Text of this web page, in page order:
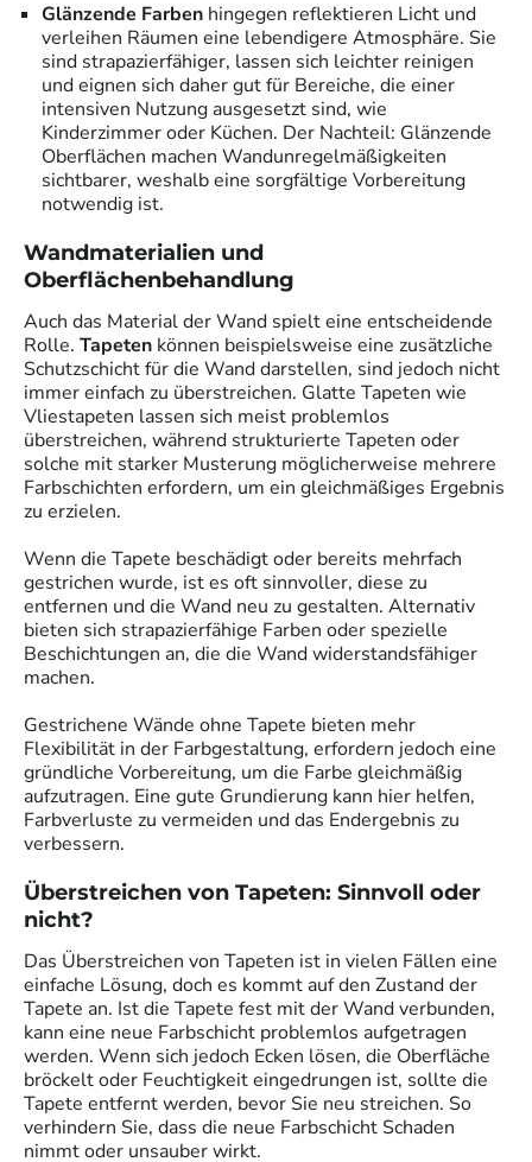
Glänzende Farben hingegen reflektieren Licht und
verleihen Räumen eine lebendigere Atmosphäre. Sie
sind strapazierfähiger, lassen sich leichter reinigen
und eignen sich daher gut für Bereiche, die einer
intensiven Nutzung ausgesetzt sind, wie
Kinderzimmer oder Küchen. Der Nachteil: Glänzende
Oberflächen machen Wandunregelmäßigkeiten
sichtbarer, weshalb eine sorgfältige Vorbereitung
notwendig ist.
Wandmaterialien und
Oberflächenbehandlung
Auch das Material der Wand spielt eine entscheidende
Rolle. Tapeten können beispielsweise eine zusätzliche
Schutzschicht für die Wand darstellen, sind jedoch nicht
immer einfach zu überstreichen. Glatte Tapeten wie
Vliestapeten lassen sich meist problemlos
überstreichen, während strukturierte Tapeten oder
solche mit starker Musterung möglicherweise mehrere
Farbschichten erfordern, um ein gleichmäßiges Ergebnis
zu erzielen.
Wenn die Tapete beschädigt oder bereits mehrfach
gestrichen wurde, ist es oft sinnvoller, diese zu
entfernen und die Wand neu zu gestalten. Alternativ
bieten sich strapazierfähige Farben oder spezielle
Beschichtungen an, die die Wand widerstandsfähiger
machen.
Gestrichene Wände ohne Tapete bieten mehr
Flexibilität in der Farbgestaltung, erfordern jedoch eine
gründliche Vorbereitung, um die Farbe gleichmäßig
aufzutragen. Eine gute Grundierung kann hier helfen,
Farbverluste zu vermeiden und das Endergebnis zu
verbessern.
Überstreichen von Tapeten: Sinnvoll oder
nicht?
Das Überstreichen von Tapeten ist in vielen Fällen eine
einfache Lösung, doch es kommt auf den Zustand der
Tapete an. Ist die Tapete fest mit der Wand verbunden,
kann eine neue Farbschicht problemlos aufgetragen
werden. Wenn sich jedoch Ecken lösen, die Oberfläche
bröckelt oder Feuchtigkeit eingedrungen ist, sollte die
Tapete entfernt werden, bevor Sie neu streichen. So
verhindern Sie, dass die neue Farbschicht Schaden
nimmt oder unsauber wirkt.